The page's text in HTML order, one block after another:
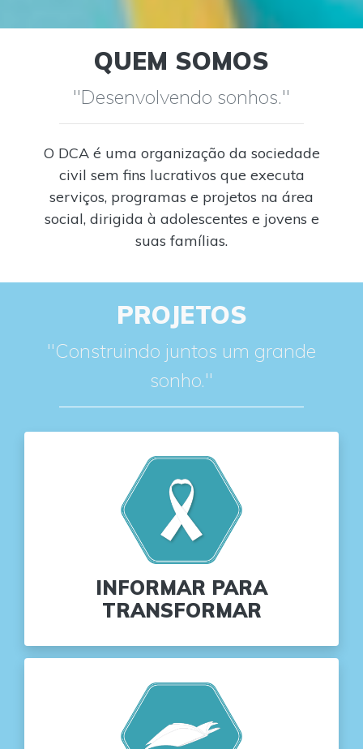
QUEM SOMOS
"Desenvolvendo sonhos."
O DCA é uma organização da sociedade
civil sem fins lucrativos que executa
serviços, programas e projetos na área
social, dirigida à adolescentes e jovens e
suas famílias.
PROJETOS
"Construindo juntos um grande
sonho."
INFORMAR PARA
TRANSFORMAR